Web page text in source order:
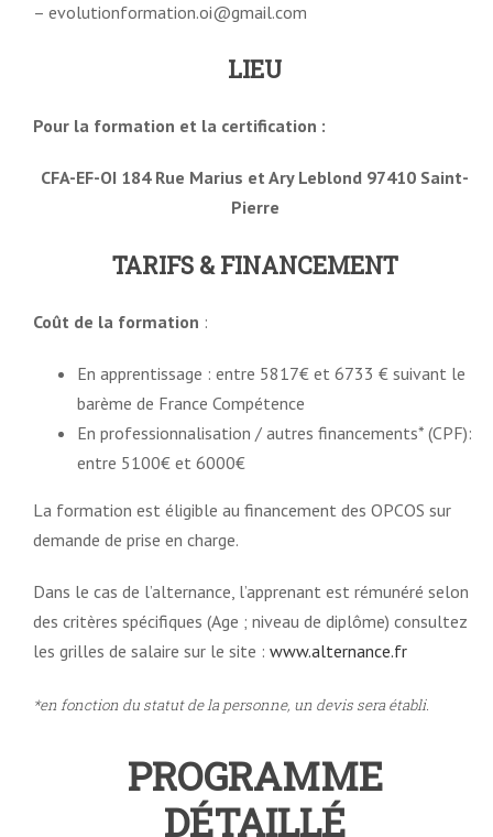
– evolutionformation.oi@gmail.com
LIEU
Pour la formation et la certification :
CFA-EF-OI 184 Rue Marius et Ary Leblond 97410 Saint-
Pierre
TARIFS & FINANCEMENT
Coût de la formation :
En apprentissage : entre 5817€ et 6733 € suivant le
barème de France Compétence
En professionnalisation / autres financements* (CPF):
entre 5100€ et 6000€
La formation est éligible au financement des OPCOS sur
demande de prise en charge.
Dans le cas de l’alternance, l’apprenant est rémunéré selon
des critères spécifiques (Age ; niveau de diplôme) consultez
les grilles de salaire sur le site : www.alternance.fr
*en fonction du statut de la personne, un devis sera établi.
PROGRAMME
DÉTAILLÉ